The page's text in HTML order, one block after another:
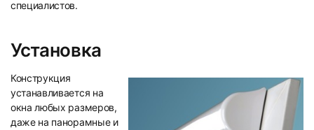
специалистов.
Установка
Конструкция
устанавливается на
окна любых размеров,
даже на панорамные и